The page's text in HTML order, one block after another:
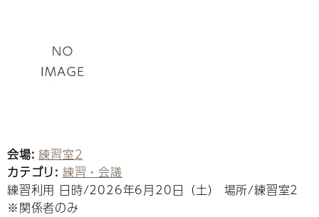
会場: 練習室2
カテゴリ: 練習・会議
練習利用 日時/2026年6月20日（土） 場所/練習室2
※関係者のみ